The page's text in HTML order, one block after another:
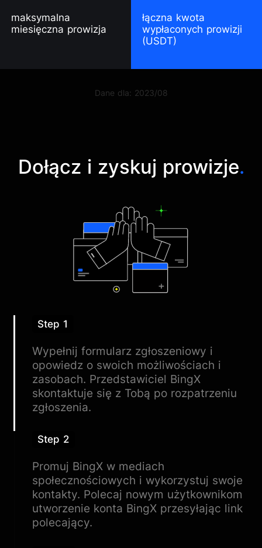
maksymalna
miesięczna prowizja
łączna kwota
wypłaconych prowizji
(USDT)
Dane dla: 2023/08
Dołącz i zyskuj prowizje.
Step 1
Wypełnij formularz zgłoszeniowy i
opowiedz o swoich możliwościach i
zasobach. Przedstawiciel BingX
skontaktuje się z Tobą po rozpatrzeniu
zgłoszenia.
Step 2
Promuj BingX w mediach
społecznościowych i wykorzystuj swoje
kontakty. Polecaj nowym użytkownikom
utworzenie konta BingX przesyłając link
polecający.